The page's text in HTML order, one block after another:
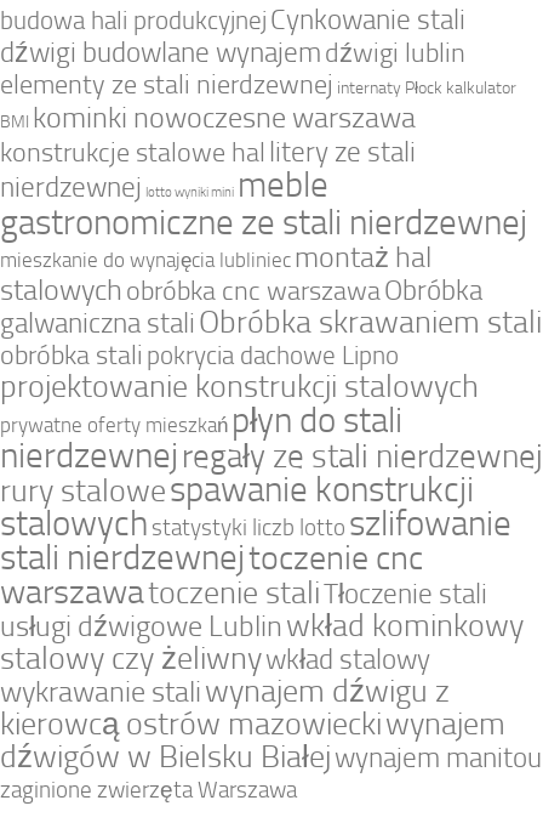
budowa hali produkcyjnej Cynkowanie stali
dźwigi budowlane wynajemdźwigi lublin
elementy ze stali nierdzewnej internaty Płock kalkulator
BMI kominki nowoczesne warszawa
konstrukcje stalowe hal litery ze stali
nierdzewnej lotto wyniki mini meble
gastronomiczne ze stali nierdzewnej
mieszkanie do wynajęcia lubliniec montaż hal
stalowych obróbka cnc warszawaObróbka
galwaniczna stali Obróbka skrawaniem stali
obróbka stali pokrycia dachowe Lipno
projektowanie konstrukcji stalowych
prywatne oferty mieszkań płyn do stali
nierdzewnej regały ze stali nierdzewnej
rury stalowespawanie konstrukcji
stalowych statystyki liczb lotto szlifowanie
stali nierdzewnejtoczenie cnc
warszawatoczenie staliTłoczenie stali
usługi dźwigowe Lublin wkład kominkowy
stalowy czy żeliwnywkład stalowy
wykrawanie staliwynajem dźwigu z
kierowcą ostrów mazowieckiwynajem
dźwigów w Bielsku Białejwynajem manitou
zaginione zwierzęta Warszawa